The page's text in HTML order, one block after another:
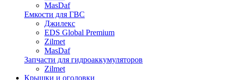
MasDaf
Емкости для ГВС
Джилекс
EDS Global Premium
Zilmet
MasDaf
Запчасти для гидроаккумуляторов
Zilmet
Крышки и оголовки